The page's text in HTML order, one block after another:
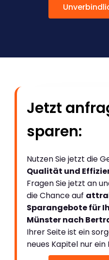
Jetzt
sparen:
Nutzen Sie jetzt die
Qualität und
Fragen Sie jetzt an
die Chance auf
Sparangebote für
Münster nach
Ihrer Seite ist ein
neues Kapitel nur